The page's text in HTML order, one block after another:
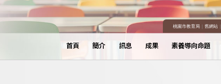
桃園市教育局｜ 舊網站｜
首頁 簡介 訊息 成果 素養導向命題